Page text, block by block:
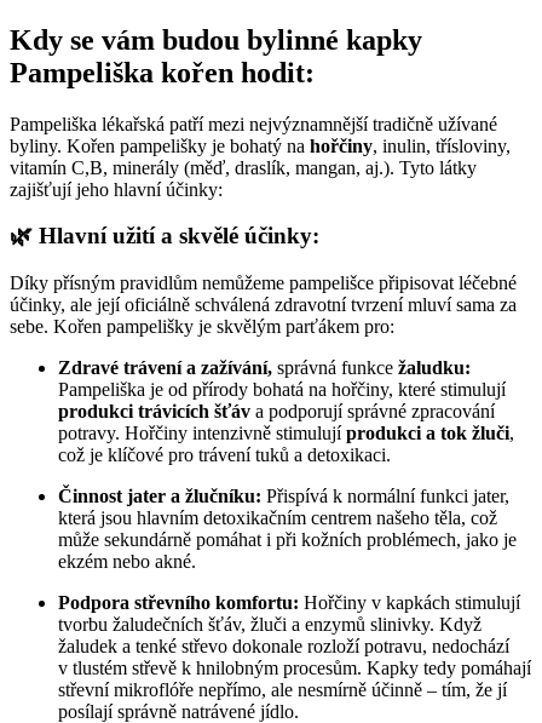
Kdy se vám budou bylinné kapky
Pampeliška kořen hodit:
Pampeliška lékařská patří mezi nejvýznamnější tradičně užívané
byliny. Kořen pampelišky je bohatý na hořčiny, inulin, třísloviny,
vitamín C,B, minerály (měď, draslík, mangan, aj.). Tyto látky
zajišťují jeho hlavní účinky:
🌿 Hlavní užití a skvělé účinky:
Díky přísným pravidlům nemůžeme pampelišce připisovat léčebné
účinky, ale její oficiálně schválená zdravotní tvrzení mluví sama za
sebe. Kořen pampelišky je skvělým parťákem pro:
Zdravé trávení a zažívání, správná funkce žaludku:
Pampeliška je od přírody bohatá na hořčiny, které stimulují
produkci trávicích šťáv a podporují správné zpracování
potravy. Hořčiny intenzivně stimulujíprodukci a tok žluči,
což je klíčové pro trávení tuků a detoxikaci.
Činnost jater a žlučníku: Přispívá k normální funkci jater,
která jsou hlavním detoxikačním centrem našeho těla, což
může sekundárně pomáhat i při kožních problémech, jako je
ekzém nebo akné.
Podpora střevního komfortu: Hořčiny v kapkách stimulují
tvorbu žaludečních šťáv, žluči a enzymů slinivky. Když
žaludek a tenké střevo dokonale rozloží potravu, nedochází
v tlustém střevě k hnilobným procesům. Kapky tedy pomáhají
střevní mikroflóře nepřímo, ale nesmírně účinně – tím, že jí
posílají správně natrávené jídlo.